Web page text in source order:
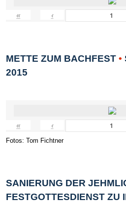
« ‹
METTE ZUM BACHFEST •
2015
« ‹
Fotos: Tom Fichtner
SANIERUNG DER
FESTGOTTESDIENST ZU